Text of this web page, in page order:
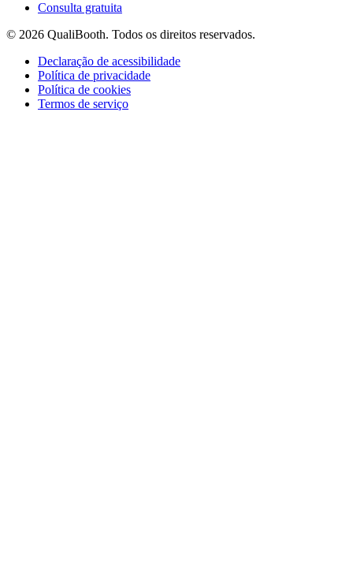
Consulta gratuita
© 2026 QualiBooth. Todos os direitos reservados.
Declaração de acessibilidade
Política de privacidade
Política de cookies
Termos de serviço